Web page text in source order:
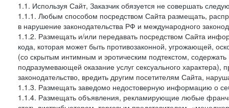
1.1. Используя Сайт, Заказчик обязуется не совершать
1.1.1. Любым способом посредством Сайта размещать,
в нарушение законодательства РФ и международного
1.1.2. Размещать и/или передавать посредством Сайта
кода, которая может быть противозаконной, угрожающей,
(со скрытым интимным и эротическим подтекстом,
подразумевающей оказание услуг сексуального
законодательство, вредить другим посетителям Сайта,
1.1.3. Размещать заведомо недостоверную информацию о
1.1.4. Размещать объявления, рекламирующие любые